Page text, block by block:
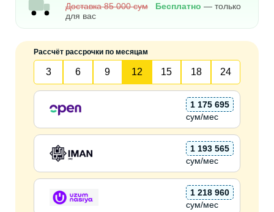
Доставка 85 000 сум Бесплатно — только
для вас
Рассчёт рассрочки по месяцам
3 6 9 12 15 18 24
1 175 695
сум/мес
1 193 565
сум/мес
1 218 960
сум/мес